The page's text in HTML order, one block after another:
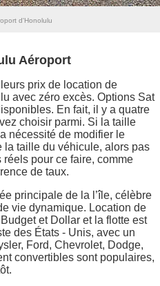
d'Honolulu
Aéroport
prix de location de
avec zéro excès. Options Sat
En fait, il y a quatre
choisir parmi. Si la taille
nécessité de modifier le
la taille du véhicule, alors pas
pour ce faire, comme
de taux.
principale de la l’île, célèbre
vie dynamique. Location de
et Dollar et la flotte est
des États - Unis, avec un
Ford, Chevrolet, Dodge,
convertibles sont populaires,